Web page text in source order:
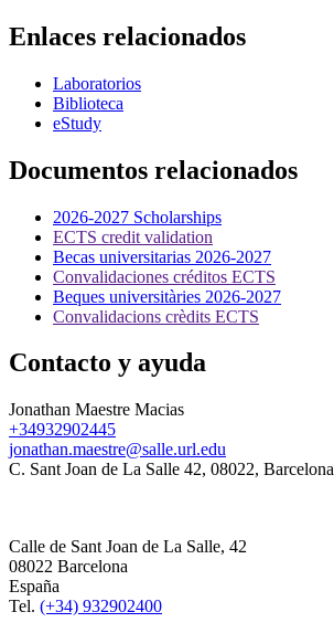
Enlaces relacionados
Laboratorios
Biblioteca
eStudy
Documentos relacionados
2026-2027 Scholarships
ECTS credit validation
Becas universitarias 2026-2027
Convalidaciones créditos ECTS
Beques universitàries 2026-2027
Convalidacions crèdits ECTS
Contacto y ayuda
Jonathan Maestre Macias
+34932902445
jonathan.maestre@salle.url.edu
C. Sant Joan de La Salle 42, 08022, Barcelona
Calle de Sant Joan de La Salle, 42
08022 Barcelona
España
Tel. (+34) 932902400